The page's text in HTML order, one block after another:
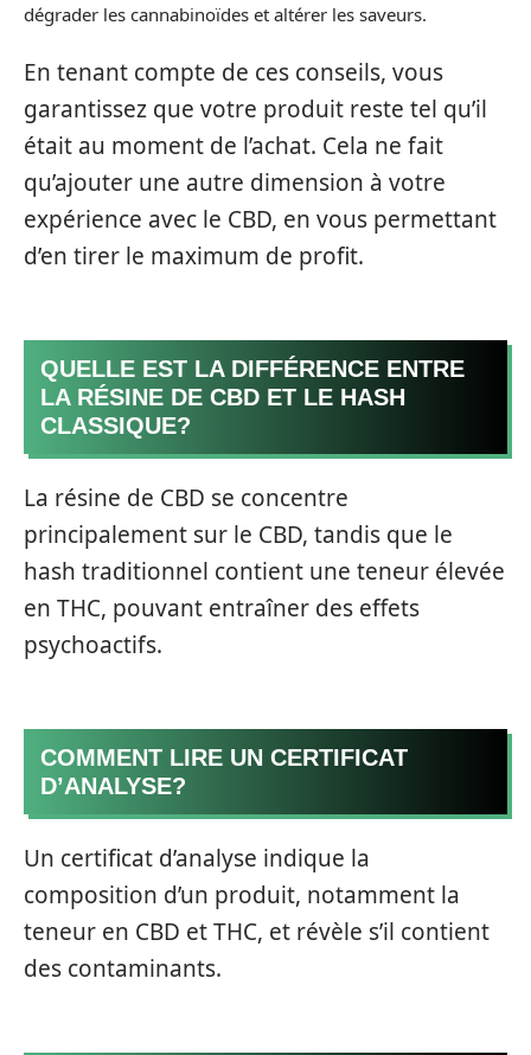
dégrader les cannabinoïdes et altérer les saveurs.
En tenant compte de ces conseils, vous
garantissez que votre produit reste tel qu’il
était au moment de l’achat. Cela ne fait
qu’ajouter une autre dimension à votre
expérience avec le CBD, en vous permettant
d’en tirer le maximum de profit.
QUELLE EST LA DIFFÉRENCE ENTRE
LA RÉSINE DE CBD ET LE HASH
CLASSIQUE?
La résine de CBD se concentre
principalement sur le CBD, tandis que le
hash traditionnel contient une teneur élevée
en THC, pouvant entraîner des effets
psychoactifs.
COMMENT LIRE UN CERTIFICAT
D’ANALYSE?
Un certificat d’analyse indique la
composition d’un produit, notamment la
teneur en CBD et THC, et révèle s’il contient
des contaminants.